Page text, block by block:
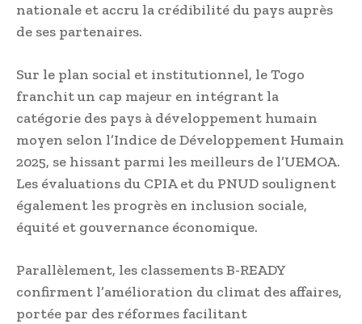
nationale et accru la crédibilité du pays auprès
de ses partenaires.
Sur le plan social et institutionnel, le Togo
franchit un cap majeur en intégrant la
catégorie des pays à développement humain
moyen selon l’Indice de Développement Humain
2025, se hissant parmi les meilleurs de l’UEMOA.
Les évaluations du CPIA et du PNUD soulignent
également les progrès en inclusion sociale,
équité et gouvernance économique.
Parallèlement, les classements B-READY
confirment l’amélioration du climat des affaires,
portée par des réformes facilitant